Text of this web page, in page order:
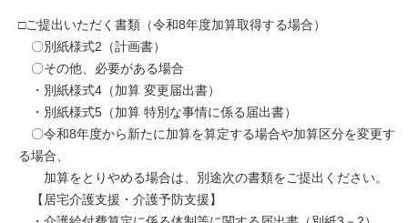
□ご提出いただく書類（令和8年度加算取得する場合）
〇別紙様式2（計画書）
〇その他、必要がある場合
・別紙様式4（加算 変更届出書）
・別紙様式5（加算 特別な事情に係る届出書）
〇令和8年度から新たに加算を算定する場合や加算区分を変更す
る場合、
加算をとりやめる場合は、別途次の書類をご提出ください。
【居宅介護支援・介護予防支援】